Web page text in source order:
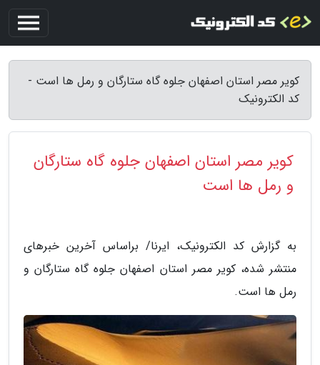
کویر مصر استان اصفهان جلوه گاه ستارگان و رمل ها است -
کد الکترونیک
کویر مصر استان اصفهان جلوه گاه ستارگان
و رمل ها است
به گزارش کد الکترونیک، ایرنا/ براساس آخرین خبرهای
منتشر شده، کویر مصر استان اصفهان جلوه گاه ستارگان و
رمل ها است.